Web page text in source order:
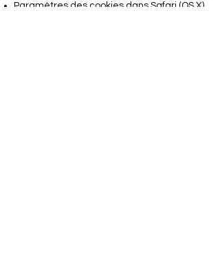
Paramètres des cookies dans Safari (OS X)